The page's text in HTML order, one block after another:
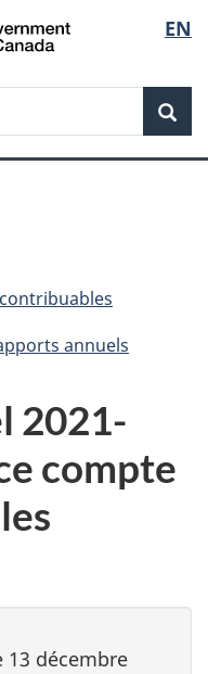
de
la
EN
annuels
2021-
compte
13 décembre